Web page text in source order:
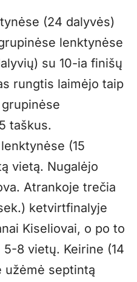
(24 dalyvės)
lenktynėse
su 10-ia finišų
rungtis laimėjo taip
taškus.
(15
vietą. Nugalėjo
Atrankoje trečia
ketvirtfinalyje
Kiseliovai, o po to
8 vietų. Keirine (14
užėmė septintą